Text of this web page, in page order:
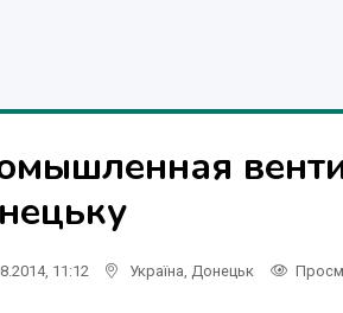
11:12 Україна Донецьк